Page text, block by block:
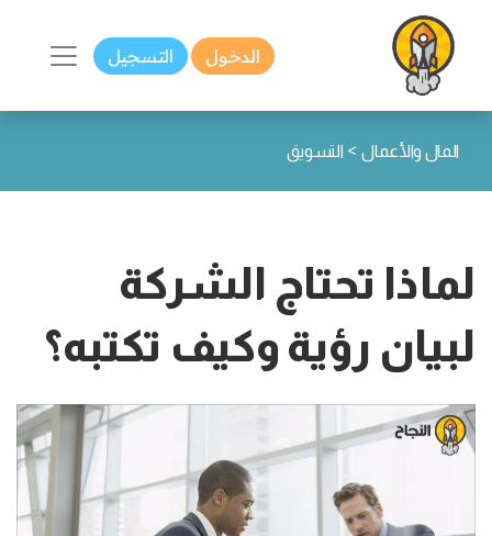
الدخول التسجيل
المال والأعمال > التسويق
لماذا تحتاج الشركة
لبيان رؤية وكيف تكتبه؟